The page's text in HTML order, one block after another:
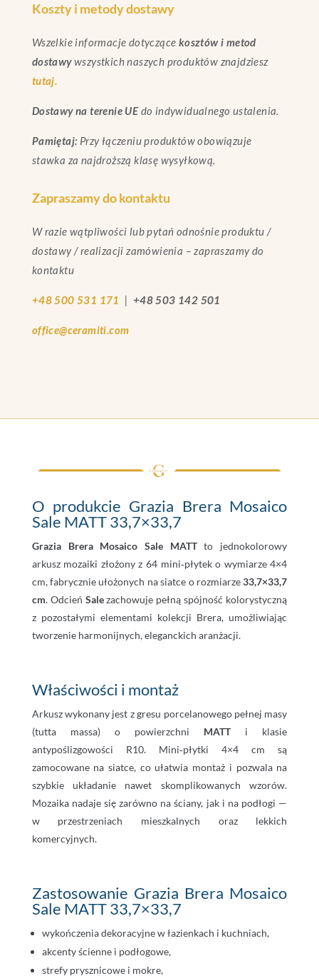
Koszty i metody dostawy
Wszelkie informacje dotyczące kosztów i metod
dostawywszystkich naszych produktów znajdziesz
tutaj.
Dostawy na terenie UE do indywidualnego ustalenia.
Pamiętaj: Przy łączeniu produktów obowiązuje
stawka za najdroższą klasę wysyłkową.
Zapraszamy do kontaktu
W razie wątpliwości lub pytań odnośnie produktu /
dostawy / realizacji zamówienia – zapraszamy do
kontaktu
+48 500 531 171 | +48 503 142 501
office@ceramiti.com
O produkcie Grazia Brera Mosaico
Sale MATT 33,7×33,7
Grazia Brera Mosaico Sale MATTto jednokolorowy
arkusz mozaiki złożony z 64 mini‑płytek o wymiarze 4×4
cm, fabrycznie ułożonych na siatce o rozmiarze33,7×33,7
cm. Odcień Salezachowuje pełną spójność kolorystyczną
z pozostałymi elementami kolekcji Brera, umożliwiając
tworzenie harmonijnych, eleganckich aranżacji.
Właściwości i montaż
Arkusz wykonany jest z gresu porcelanowego pełnej masy
(tutta massa) o powierzchni MATTi klasie
antypoślizgowości R10. Mini‑płytki 4×4 cm są
zamocowane na siatce, co ułatwia montaż i pozwala na
szybkie układanie nawet skomplikowanych wzorów.
Mozaika nadaje się zarówno na ściany, jak i na podłogi —
w przestrzeniach mieszkalnych oraz lekkich
komercyjnych.
Zastosowanie Grazia Brera Mosaico
Sale MATT 33,7×33,7
wykończenia dekoracyjne w łazienkach i kuchniach,
akcenty ścienne i podłogowe,
strefy prysznicowe i mokre,